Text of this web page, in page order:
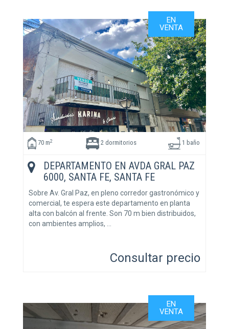
EN
VENTA
70 m2 2 dormitorios 1 baño
DEPARTAMENTO EN AVDA GRAL PAZ
6000, SANTA FE, SANTA FE
Sobre Av. Gral Paz, en pleno corredor gastronómico y
comercial, te espera este departamento en planta
alta con balcón al frente. Son 70 m bien distribuidos,
con ambientes amplios, …
Consultar precio
EN
VENTA